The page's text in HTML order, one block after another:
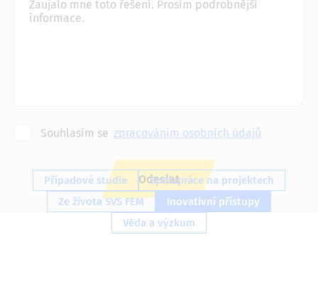
Souhlasím se zpracováním osobních údajů
Případové studie
Spolupráce na projektech
Ze života SVS FEM
Inovativní přístupy
Věda a výzkum